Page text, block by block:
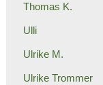
Thomas K.
Ulli
Ulrike M.
Ulrike Trommer